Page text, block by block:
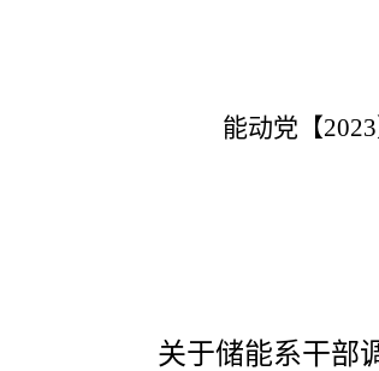
能动党【2023
关于储能系干部